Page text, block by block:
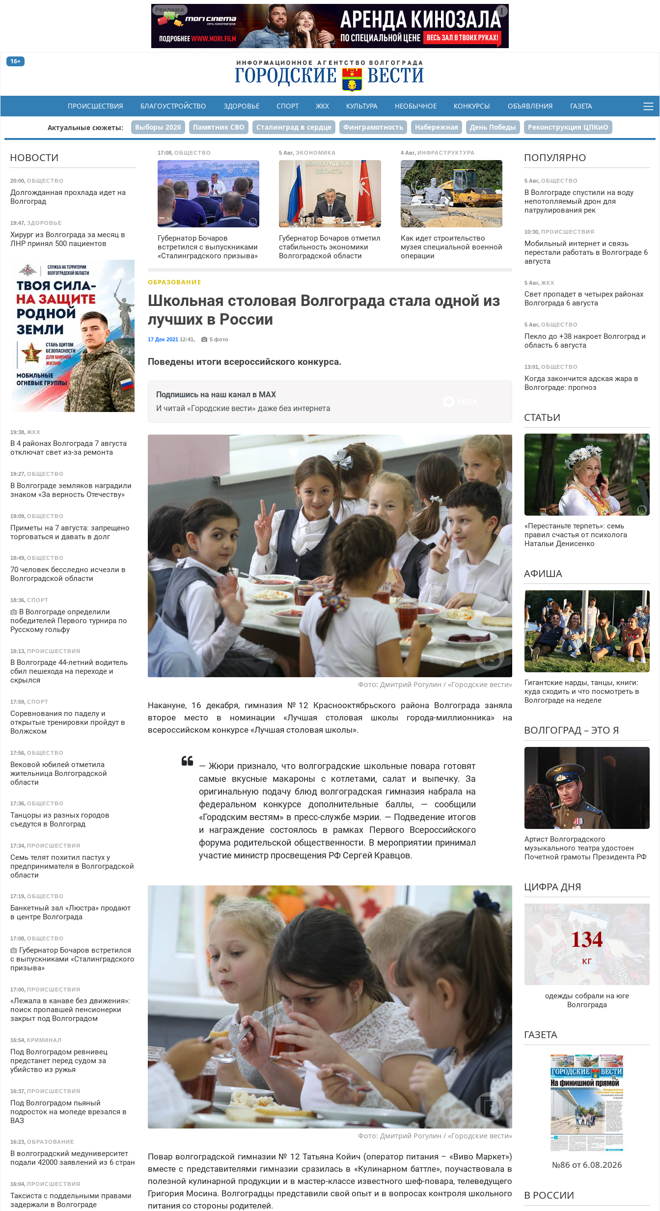
Реклама
16+
ПРОИСШЕСТВИЯ БЛАГОУСТРОЙСТВО ЗДОРОВЬЕ СПОРТ ЖКХ КУЛЬТУРА НЕОБЫЧНОЕ КОНКУРСЫ ОБЪЯВЛЕНИЯ ГАЗЕТА
Актуальные сюжеты: Выборы 2026 Памятник СВО Сталинград в сердце Финграмотность Набережная День Победы Реконструкция ЦПКиО
80-летие Победы Парк Героев-летчиков
17:08,ОБЩЕСТВО
Губернатор Бочаров
встретился с выпускниками
«Сталинградского призыва»
5 Авг,ЭКОНОМИКА
Губернатор Бочаров отметил
стабильность экономики
Волгоградской области
4 Авг, ИНФРАСТРУКТУРА
Как идет строительство
музея специальной военной
операции
ОБРАЗОВАНИЕ
Школьная столовая Волгограда стала одной из
лучших в России
17 Дек 2021 12:41, 5 фото
Поведены итоги всероссийского конкурса.
Подпишись на наш канал в MAX
И читай «Городские вести» даже без интернета
Фото: Дмитрий Рогулин / «Городские вести»
Накануне, 16 декабря, гимназия №12 Краснооктябрьского района Волгограда заняла
второе место в номинации «Лучшая столовая школы города-миллионника» на
всероссийском конкурсе «Лучшая столовая школы».
— Жюри признало, что волгоградские школьные повара готовят
самые вкусные макароны с котлетами, салат и выпечку. За
оригинальную подачу блюд волгоградская гимназия набрала на
федеральном конкурсе дополнительные баллы, — сообщили
«Городским вестям» в пресс-службе мэрии. — Подведение итогов
и награждение состоялось в рамках Первого Всероссийского
форума родительской общественности. В мероприятии принимал
участие министр просвещения РФ Сергей Кравцов.
Фото: Дмитрий Рогулин / «Городские вести»
Повар волгоградской гимназии № 12 Татьяна Койич (оператор питания – «Виво Маркет»)
вместе с представителями гимназии сразилась в «Кулинарном баттле», поучаствовала в
полезной кулинарной продукции и в мастер-классе известного шеф-повара, телеведущего
Григория Мосина. Волгоградцы представили свой опыт и в вопросах контроля школьного
питания со стороны родителей.
НОВОСТИ
20:00, ОБЩЕСТВО
Долгожданная прохлада идет на
Волгоград
19:47, ЗДОРОВЬЕ
Хирург из Волгограда за месяц в
ЛНР принял 500 пациентов
19:38, ЖКХ
В 4 районах Волгограда 7 августа
отключат свет из-за ремонта
19:27, ОБЩЕСТВО
В Волгограде земляков наградили
знаком «За верность Отечеству»
19:09, ОБЩЕСТВО
Приметы на 7 августа: запрещено
торговаться и давать в долг
18:49, ОБЩЕСТВО
70 человек бесследно исчезли в
Волгоградской области
18:36, СПОРТ
В Волгограде определили
победителей Первого турнира по
Русскому гольфу
18:13, ПРОИСШЕСТВИЯ
В Волгограде 44-летний водитель
сбил пешехода на переходе и
скрылся
17:59, СПОРТ
Соревнования по паделу и
открытые тренировки пройдут в
Волжском
17:56, ОБЩЕСТВО
Вековой юбилей отметила
жительница Волгоградской
области
17:36, ОБЩЕСТВО
Танцоры из разных городов
съедутся в Волгоград
17:34, ПРОИСШЕСТВИЯ
Семь телят похитил пастух у
предпринимателя в Волгоградской
области
17:19, ОБЩЕСТВО
Банкетный зал «Люстра» продают
в центре Волгограда
17:08, ОБЩЕСТВО
Губернатор Бочаров встретился
с выпускниками «Сталинградского
призыва»
17:00, ПРОИСШЕСТВИЯ
«Лежала в канаве без движения»:
поиск пропавшей пенсионерки
закрыт под Волгоградом
16:54, КРИМИНАЛ
Под Волгоградом ревнивец
предстанет перед судом за
убийство из ружья
16:37, ПРОИСШЕСТВИЯ
Под Волгоградом пьяный
подросток на мопеде врезался в
ВАЗ
16:23, ОБРАЗОВАНИЕ
В волгоградский медуниверситет
подали 42000 заявлений из 6 стран
16:04, ПРОИСШЕСТВИЯ
Таксиста с поддельными правами
задержали в Волгограде
ПОПУЛЯРНО
5 Авг, ОБЩЕСТВО
В Волгограде спустили на воду
непотопляемый дрон для
патрулирования рек
10:30, ПРОИСШЕСТВИЯ
Мобильный интернет и связь
перестали работать в Волгограде 6
августа
5 Авг, ЖКХ
Свет пропадет в четырех районах
Волгограда 6 августа
5 Авг, ОБЩЕСТВО
Пекло до +38 накроет Волгоград и
область 6 августа
13:01, ОБЩЕСТВО
Когда закончится адская жара в
Волгограде: прогноз
СТАТЬИ
«Перестаньте терпеть»: семь
правил счастья от психолога
Натальи Денисенко
АФИША
Гигантские нарды, танцы, книги:
куда сходить и что посмотреть в
Волгограде на неделе
ВОЛГОГРАД – ЭТО Я
Артист Волгоградского
музыкального театра удостоен
Почетной грамоты Президента РФ
ЦИФРА ДНЯ
134
кг
одежды собрали на юге
Волгограда
ГАЗЕТА
№86 от 6.08.2026
В РОССИИ